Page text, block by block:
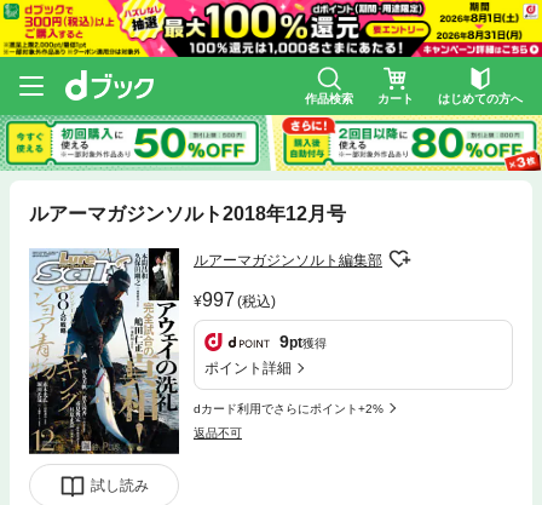
作品検索 カート はじめての方へ
ルアーマガジンソルト2018年12月号
試し読み
ルアーマガジンソルト編集部
997 (税込)
9pt獲得
ポイント詳細
dカード利用でさらにポイント+2%
返品不可